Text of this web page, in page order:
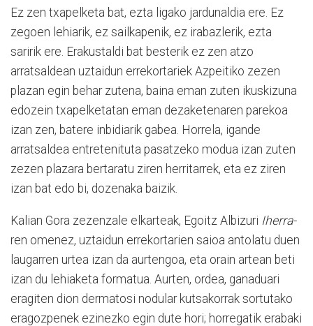
Ez zen txapelketa bat, ezta ligako jardunaldia ere. Ez
zegoen lehiarik, ez sailkapenik, ez irabazlerik, ezta
saririk ere. Erakustaldi bat besterik ez zen atzo
arratsaldean uztaidun errekortariek Azpeitiko zezen
plazan egin behar zutena, baina eman zuten ikuskizuna
edozein txapelketatan eman dezaketenaren parekoa
izan zen, batere inbidiarik gabea. Horrela, igande
arratsaldea entretenituta pasatzeko modua izan zuten
zezen plazara bertaratu ziren herritarrek, eta ez ziren
izan bat edo bi, dozenaka baizik.
Kalian Gora zezenzale elkarteak, Egoitz Albizuri Iherra-
ren omenez, uztaidun errekortarien saioa antolatu duen
laugarren urtea izan da aurtengoa, eta orain artean beti
izan du lehiaketa formatua. Aurten, ordea, ganaduari
eragiten dion dermatosi nodular kutsakorrak sortutako
eragozpenek ezinezko egin dute hori; horregatik erabaki